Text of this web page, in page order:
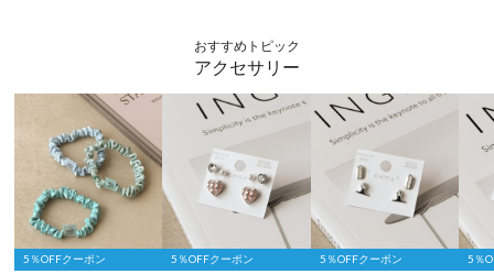
おすすめトピック
アクセサリー
5％OFFクーポン 5％OFFクーポン 5％OFFクーポン 5％